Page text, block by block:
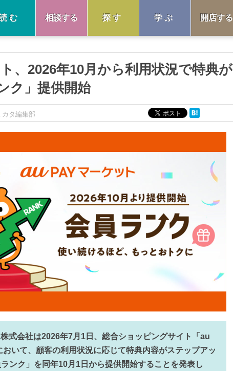
む 相談する 探す 学ぶ 開店する
、2026年10月から利用状況で特典が
ク」提供開始
カタ編集部
式会社は2026年7月1日、総合ショッピングサイト「au
おいて、顧客の利用状況に応じて特典内容がステップアッ
ンク」を同年10月1日から提供開始することを発表し